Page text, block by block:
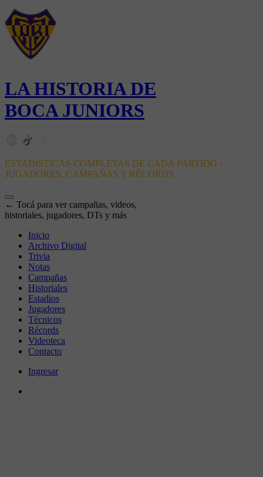
LA HISTORIA DE
BOCA JUNIORS
ESTADÍSTICAS COMPLETAS DE CADA PARTIDO -
JUGADORES, CAMPAÑAS Y RÉCORDS
← Tocá para ver campañas, videos,
historiales, jugadores, DTs y más
Inicio
Archivo Digital
Trivia
Notas
Campañas
Historiales
Estadios
Jugadores
Técnicos
Récords
Videoteca
Contacto
Ingresar